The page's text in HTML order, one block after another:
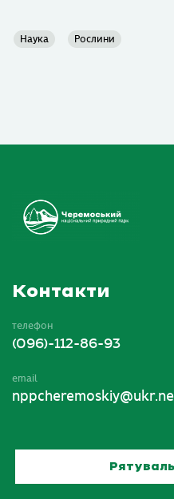
Наука Рослини
Контакти
телефон
(096)-112-86-93
email